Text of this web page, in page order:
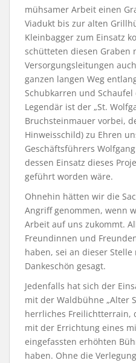
mühsamer Arbeit einen
Viadukt bis zur alten
Kleinbagger zum Einsatz
schütteten diesen Graben
Versorgungsleitungen
ganzen langen Weg
Schubkarren und Schaufel
Legendär ist der „St.
Bruchsteinmauer vorbei,
Hinweisschild) zu Ehren
Geschäftsführers
dessen Einsatz dieses
geführt worden wäre.
Ohnehin hätten wir die
Angriff genommen, wenn
Arbeit auf uns zukommt.
Freundinnen und
haben, sei an dieser
Dankeschön gesagt.
Jedenfalls hat sich der
mit der Waldbühne „Alter
herrliches Freilichtterrain,
mit der Errichtung eines
eingefassten erhöhten
haben. Ohne die